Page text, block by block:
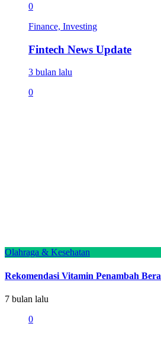
0
Finance, Investing
Fintech News Update
3 bulan lalu
0
Olahraga & Kesehatan
Rekomendasi Vitamin Penambah
7 bulan lalu
0